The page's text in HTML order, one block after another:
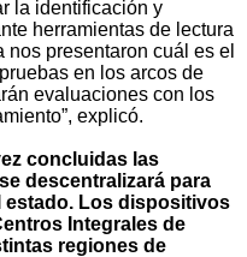
la identificación y
herramientas de lectura
nos presentaron cuál es el
en los arcos de
evaluaciones con los
explicó.
concluidas las
descentralizará para
estado. Los dispositivos
Integrales de
regiones de